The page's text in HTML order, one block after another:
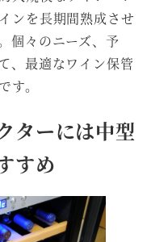
ンを長期間熟成させ
個々のニーズ、予
、最適なワイン保管
す。
ターには中型
すめ